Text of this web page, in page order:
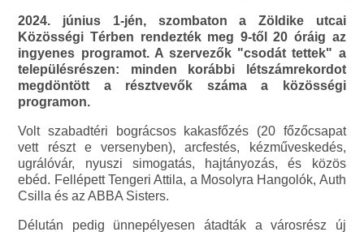
2024. június 1-jén, szombaton a Zöldike utcai
Közösségi Térben rendezték meg 9-től 20 óráig az
ingyenes programot. A szervezők "csodát tettek" a
településrészen: minden korábbi létszámrekordot
megdöntött a résztvevők száma a közösségi
programon.
Volt szabadtéri bográcsos kakasfőzés (20 főzőcsapat
vett részt e versenyben), arcfestés, kézműveskedés,
ugrálóvár, nyuszi simogatás, hajtányozás, és közös
ebéd. Fellépett Tengeri Attila, a Mosolyra Hangolók, Auth
Csilla és az ABBA Sisters.
Délután pedig ünnepélyesen átadták a városrész új